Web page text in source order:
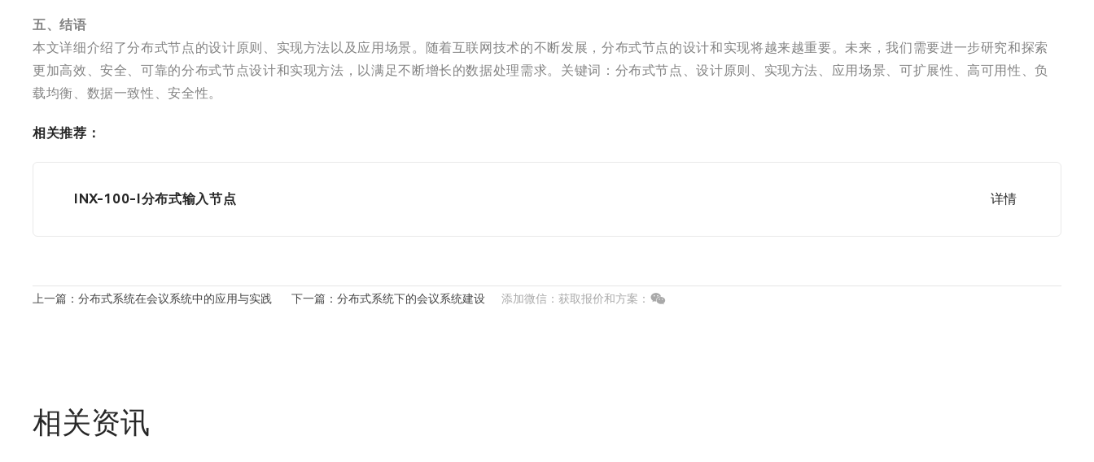
五、结语
本文详细介绍了分布式节点的设计原则、实现方法以及应用场景。随着互联网技术的不断发展，分布式节点的设计和实现将越来越重要。未来，我们需要进一步研究和探索
更加高效、安全、可靠的分布式节点设计和实现方法，以满足不断增长的数据处理需求。关键词：分布式节点、设计原则、实现方法、应用场景、可扩展性、高可用性、负
载均衡、数据一致性、安全性。
相关推荐：
INX-100-I分布式输入节点
上一篇：分布式系统在会议系统中的应用与实践 下一篇：分布式系统下的会议系统建设 添加微信：获取报价和方案：
相关资讯